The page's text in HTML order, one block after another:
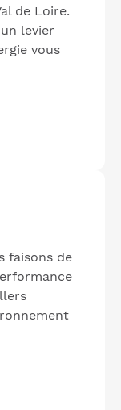
de Loire.
levier
vous
faisons de